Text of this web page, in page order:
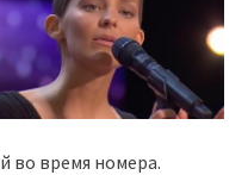
во время номера.